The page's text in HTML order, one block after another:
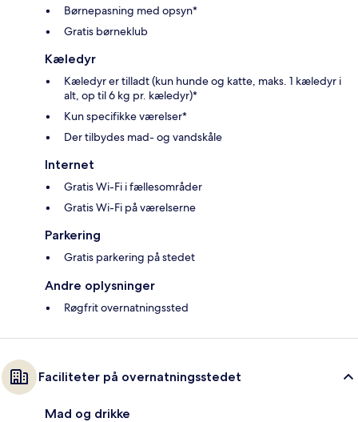
Børnepasning med opsyn*
Gratis børneklub
Kæledyr
Kæledyr er tilladt (kun hunde og katte, maks. 1 kæledyr i
alt, op til 6 kg pr. kæledyr)*
Kun specifikke værelser*
Der tilbydes mad- og vandskåle
Internet
Gratis Wi-Fi i fællesområder
Gratis Wi-Fi på værelserne
Parkering
Gratis parkering på stedet
Andre oplysninger
Røgfrit overnatningssted
Faciliteter på overnatningsstedet
Mad og drikke